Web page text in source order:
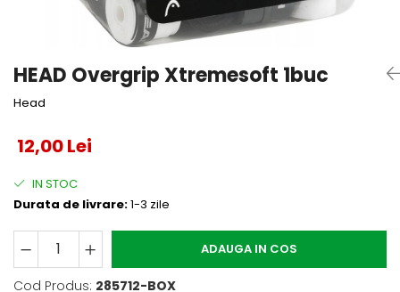
Accesorii tenis
Gripuri & overgripuri
Accesorii teren tenis
Testeaza rachete
HEAD Overgrip Xtremesoft 1buc
Head
12,00 Lei
IN STOC
Durata de livrare:1-3 zile
ADAUGA IN COS
Cod Produs: 285712-BOX